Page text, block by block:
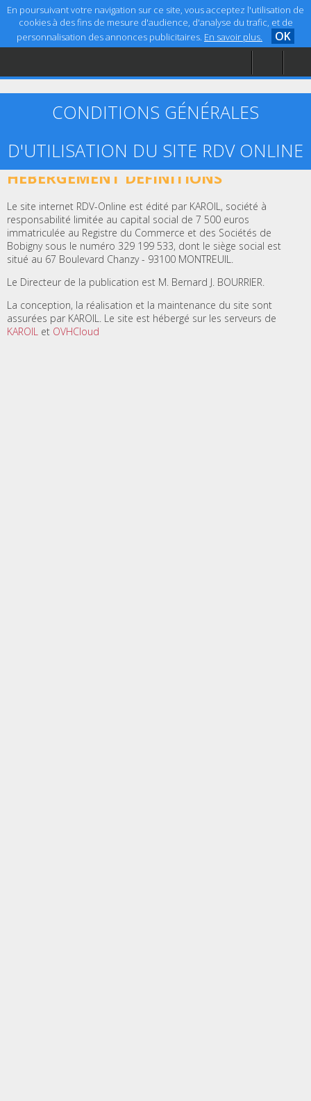
En poursuivant votre navigation sur ce site, vous acceptez l'utilisation de
cookies à des fins de mesure d'audience, d'analyse du trafic, et de
personnalisation des annonces publicitaires. En savoir plus. OK
Accueil
Aide
CONDITIONS GÉNÉRALES
D'UTILISATION DU SITE RDV ONLINE
ARTICLE 1 – ÉDITEUR, CRÉATION ET
HÉBERGEMENT DÉFINITIONS
Le site internet RDV-Online est édité par KAROIL, société à
responsabilité limitée au capital social de 7 500 euros
immatriculée au Registre du Commerce et des Sociétés de
Bobigny sous le numéro 329 199 533, dont le siège social est
situé au 67 Boulevard Chanzy - 93100 MONTREUIL.
Le Directeur de la publication est M. Bernard J. BOURRIER.
La conception, la réalisation et la maintenance du site sont
assurées par KAROIL. Le site est hébergé sur les serveurs de
KAROIL et OVHCloud